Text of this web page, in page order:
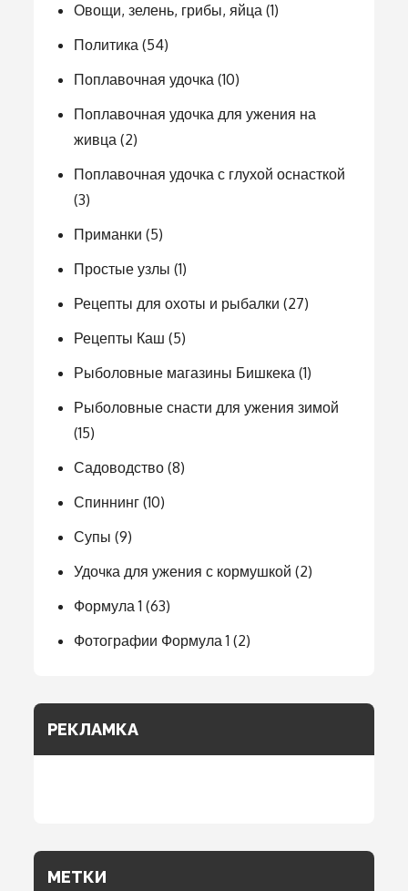
Овощи, зелень, грибы, яйца (1)
Политика (54)
Поплавочная удочка (10)
Поплавочная удочка для ужения на
живца (2)
Поплавочная удочка с глухой оснасткой
(3)
Приманки (5)
Простые узлы (1)
Рецепты для охоты и рыбалки (27)
Рецепты Каш (5)
Рыболовные магазины Бишкека (1)
Рыболовные снасти для ужения зимой
(15)
Садоводство (8)
Спиннинг (10)
Супы (9)
Удочка для ужения с кормушкой (2)
Формула 1 (63)
Фотографии Формула 1 (2)
РЕКЛАМКА
МЕТКИ